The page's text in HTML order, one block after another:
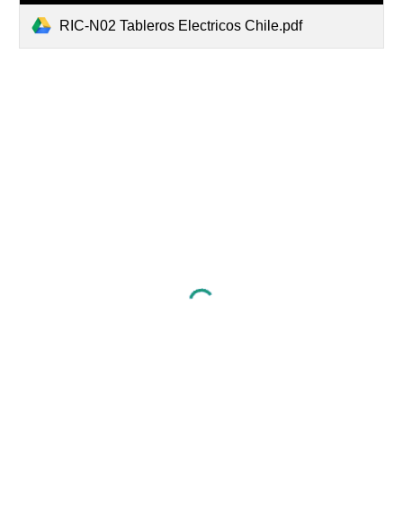
RIC-N02 Tableros Electricos Chile.pdf